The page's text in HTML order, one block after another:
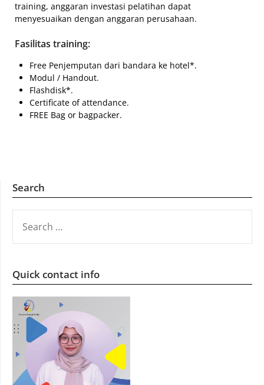
training, anggaran investasi pelatihan dapat
menyesuaikan dengan anggaran perusahaan.
Fasilitas training:
Free Penjemputan dari bandara ke hotel*.
Modul / Handout.
Flashdisk*.
Certificate of attendance.
FREE Bag or bagpacker.
Search
FOR:
Quick contact info